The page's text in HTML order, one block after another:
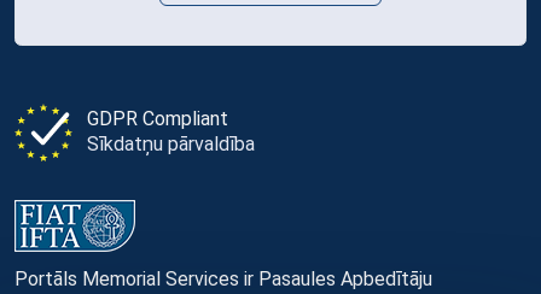
GDPR Compliant
Sīkdatņu pārvaldība
Portāls Memorial Services ir Pasaules Apbedītāju